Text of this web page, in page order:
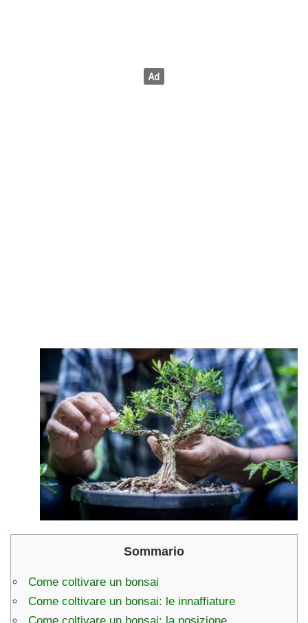
Sommario
Come coltivare un bonsai
Come coltivare un bonsai: le innaffiature
Come coltivare un bonsai: la posizione